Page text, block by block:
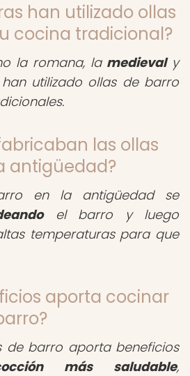
han utilizado ollas
cocina tradicional?
la romana, la medievaly
utilizado ollas de barro
las ollas
antigüedad?
en la antigüedad se
el barro y luego
temperaturas para que
aporta cocinar
de barro aporta beneficios
más saludable,